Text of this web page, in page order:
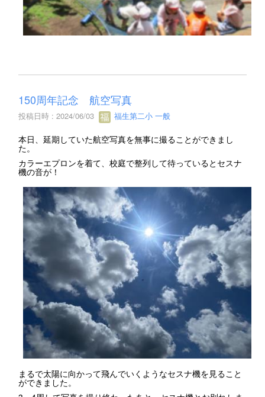
150周年記念 航空写真
投稿日時 : 2024/06/03 福生第二小 一般
本日、延期していた航空写真を無事に撮ることができまし
た。
カラーエプロンを着て、校庭で整列して待っているとセスナ
機の音が！
まるで太陽に向かって飛んでいくようなセスナ機を見ること
ができました。